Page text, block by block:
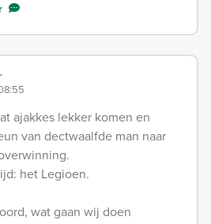
ajakkes lekker komen en
van dectwaalfde man naar
het Legioen.
wat gaan wij doen